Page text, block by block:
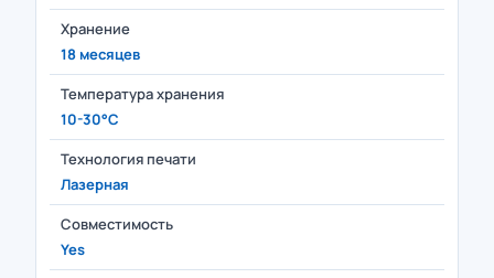
Хранение
18 месяцев
Температура хранения
10-30°C
Технология печати
Лазерная
Совместимость
Yes